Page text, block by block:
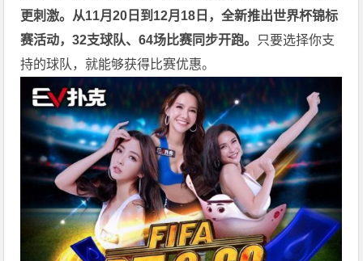
更刺激。 从11月20日到12月18日，全新推出世界杯锦标
赛活动，32支球队、64场比赛同步开跑。 只要选择你支
持的球队，就能够获得比赛优惠。